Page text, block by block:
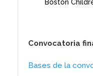
Boston
Convocatoria
Bases de la